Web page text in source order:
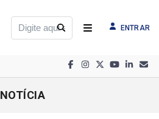
ENTRAR
NOTÍCIA